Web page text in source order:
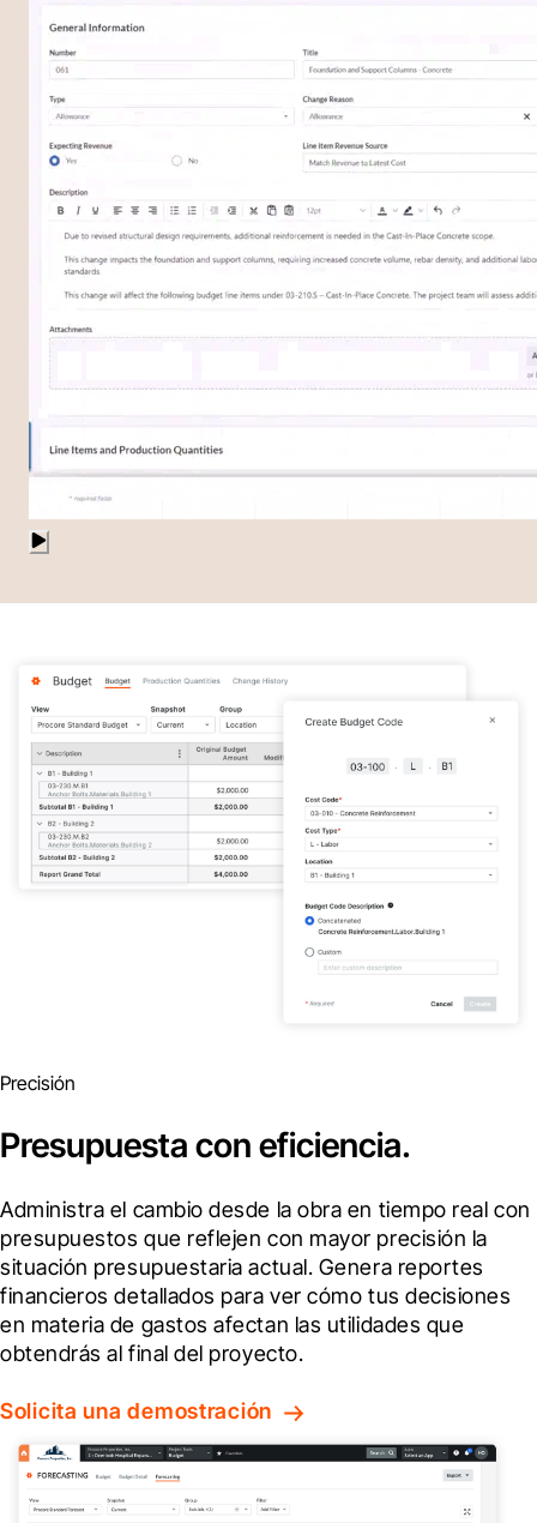
Precisión
Presupuesta con eficiencia.
Administra el cambio desde la obra en tiempo real con
presupuestos que reflejen con mayor precisión la
situación presupuestaria actual. Genera reportes
financieros detallados para ver cómo tus decisiones
en materia de gastos afectan las utilidades que
obtendrás al final del proyecto.
Solicita una demostración